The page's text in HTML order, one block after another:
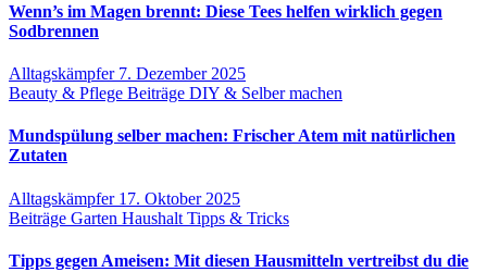
Wenn’s im Magen brennt: Diese Tees helfen wirklich gegen
Sodbrennen
Alltagskämpfer 7. Dezember 2025
Beauty & Pflege Beiträge DIY & Selber machen
Mundspülung selber machen: Frischer Atem mit natürlichen
Zutaten
Alltagskämpfer 17. Oktober 2025
Beiträge Garten Haushalt Tipps & Tricks
Tipps gegen Ameisen: Mit diesen Hausmitteln vertreibst du die